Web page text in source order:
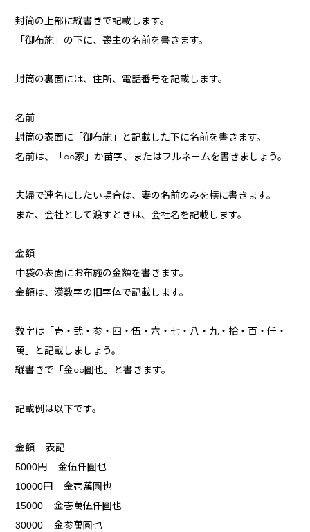
封筒の上部に縦書きで記載します。
「御布施」の下に、喪主の名前を書きます。
封筒の裏面には、住所、電話番号を記載します。
名前
封筒の表面に「御布施」と記載した下に名前を書きます。
名前は、「○○家」か苗字、またはフルネームを書きましょう。
夫婦で連名にしたい場合は、妻の名前のみを横に書きます。
また、会社として渡すときは、会社名を記載します。
金額
中袋の表面にお布施の金額を書きます。
金額は、漢数字の旧字体で記載します。
数字は「壱・弐・参・四・伍・六・七・八・九・拾・百・仟・
萬」と記載しましょう。
縦書きで「金○○圓也」と書きます。
記載例は以下です。
金額 表記
5000円 金伍仟圓也
10000円 金壱萬圓也
15000 金壱萬伍仟圓也
30000 金参萬圓也